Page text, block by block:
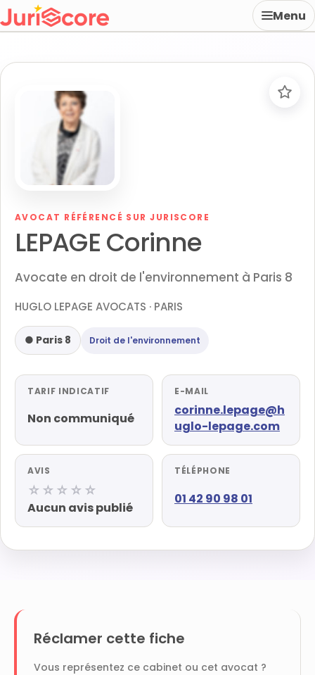
Menu
AVOCAT RÉFÉRENCÉ SUR JURISCORE
LEPAGE Corinne
Avocate en droit de l'environnement à Paris 8
HUGLO LEPAGE AVOCATS · PARIS
● Paris 8 Droit de l'environnement
TARIF INDICATIF
Non communiqué
E-MAIL
corinne.lepage@h
uglo-lepage.com
AVIS
☆☆☆☆☆
Aucun avis publié
TÉLÉPHONE
01 42 90 98 01
Réclamer cette fiche
Vous représentez ce cabinet ou cet avocat ?